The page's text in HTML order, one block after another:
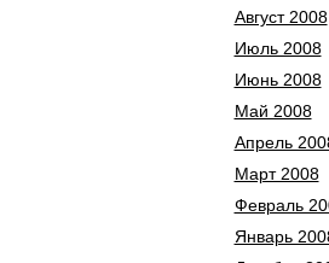
Август 2008
Июль 2008
Июнь 2008
Май 2008
Апрель
Март 2008
Февраль
Январь